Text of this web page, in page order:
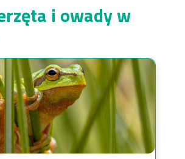
i owady w